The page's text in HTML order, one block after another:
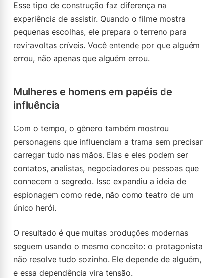
Esse tipo de construção faz diferença na
experiência de assistir. Quando o filme mostra
pequenas escolhas, ele prepara o terreno para
reviravoltas críveis. Você entende por que alguém
errou, não apenas que alguém errou.
Mulheres e homens em papéis de
influência
Com o tempo, o gênero também mostrou
personagens que influenciam a trama sem precisar
carregar tudo nas mãos. Elas e eles podem ser
contatos, analistas, negociadores ou pessoas que
conhecem o segredo. Isso expandiu a ideia de
espionagem como rede, não como teatro de um
único herói.
O resultado é que muitas produções modernas
seguem usando o mesmo conceito: o protagonista
não resolve tudo sozinho. Ele depende de alguém,
e essa dependência vira tensão.